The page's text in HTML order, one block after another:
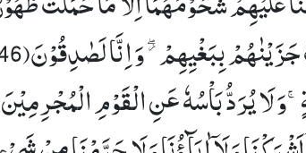
بِبَغْیِهِمْ ﳲ وَ اِنَّا لَصٰدِقُوْنَ(146)
یُرَدُّ بَاْسُهٗ عَنِ الْقَوْمِ